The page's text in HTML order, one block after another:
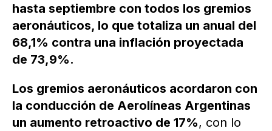
hasta septiembre con todos los gremios
aeronáuticos, lo que totaliza un anual del
68,1% contra una inflación proyectada
de 73,9%.
Los gremios aeronáuticos acordaron con
la conducción de Aerolíneas Argentinas
un aumento retroactivo de 17%, con lo